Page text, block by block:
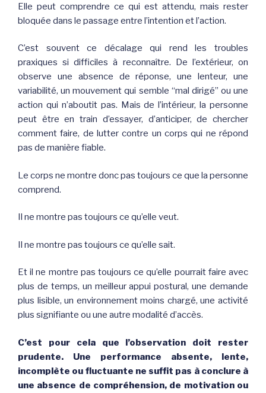
Elle peut comprendre ce qui est attendu, mais rester
bloquée dans le passage entre l’intention et l’action.
C’est souvent ce décalage qui rend les troubles
praxiques si difficiles à reconnaître. De l’extérieur, on
observe une absence de réponse, une lenteur, une
variabilité, un mouvement qui semble “mal dirigé” ou une
action qui n’aboutit pas. Mais de l’intérieur, la personne
peut être en train d’essayer, d’anticiper, de chercher
comment faire, de lutter contre un corps qui ne répond
pas de manière fiable.
Le corps ne montre donc pas toujours ce que la personne
comprend.
Il ne montre pas toujours ce qu’elle veut.
Il ne montre pas toujours ce qu’elle sait.
Et il ne montre pas toujours ce qu’elle pourrait faire avec
plus de temps, un meilleur appui postural, une demande
plus lisible, un environnement moins chargé, une activité
plus signifiante ou une autre modalité d’accès.
C’est pour cela que l’observation doit rester
prudente. Une performance absente, lente,
incomplète ou fluctuante ne suffit pas à conclure à
une absence de compréhension, de motivation ou